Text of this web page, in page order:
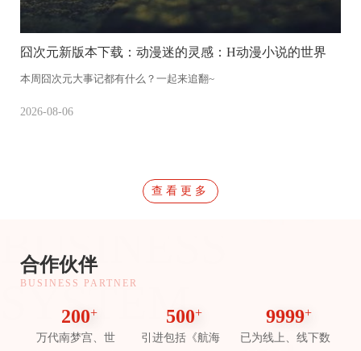
囧次元新版本下载：动漫迷的灵感：H动漫小说的世界
本周囧次元大事记都有什么？一起来追翻~
2026-08-06
查看更多
BUSINESS
SYSTEM
合作伙伴
BUSINESS PARTNER
200+
万代南梦宫、世
500+
引进包括《航海
9999+
已为线上、线下数